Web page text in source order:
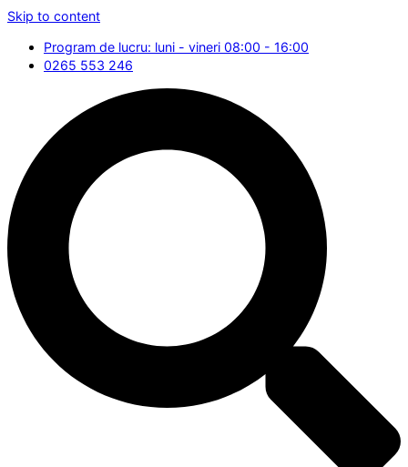
Skip to content
Program de lucru: luni - vineri 08:00 - 16:00
0265 553 246